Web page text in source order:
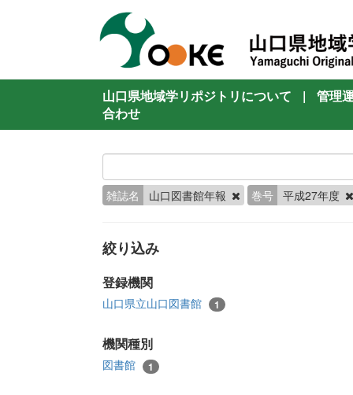
山口県地域学リポジトリについて |
管理
合わせ
雑誌名 山口図書館年報 巻号 平成27年度
絞り込み
登録機関
山口県立山口図書館 1
機関種別
図書館 1